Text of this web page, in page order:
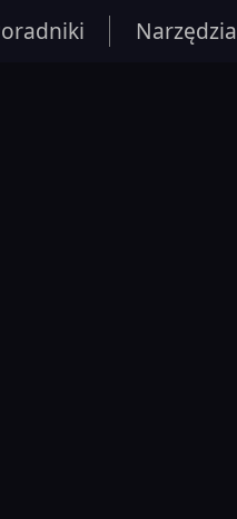
Narzędzia